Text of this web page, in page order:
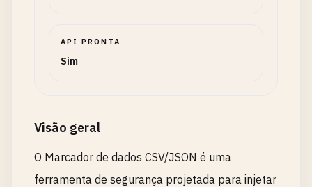
API PRONTA
Sim
Visão geral
O Marcador de dados CSV/JSON é uma
ferramenta de segurança projetada para injetar